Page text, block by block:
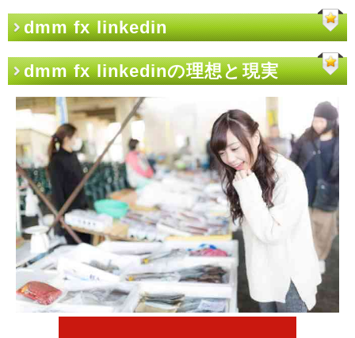
dmm fx linkedin
dmm fx linkedinの理想と現実